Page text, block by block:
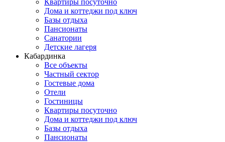
Квартиры посуточно
Дома и коттеджи под ключ
Базы отдыха
Пансионаты
Санатории
Детские лагеря
Кабардинка
Все объекты
Частный сектор
Гостевые дома
Отели
Гостиницы
Квартиры посуточно
Дома и коттеджи под ключ
Базы отдыха
Пансионаты